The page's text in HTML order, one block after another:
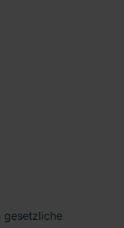
gesetzliche